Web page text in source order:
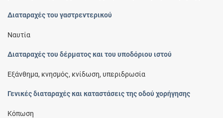
Διαταραχές του γαστρεντερικού
Ναυτία
Διαταραχές του δέρματος και του υποδόριου ιστού
Εξάνθημα, κνησμός, κνίδωση, υπεριδρωσία
Γενικές διαταραχές και καταστάσεις της οδού χορήγησης
Κόπωση